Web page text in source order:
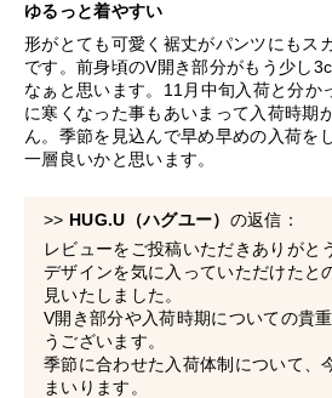
ゆるっと着やすい
形がとても可愛く裾丈がパンツにもス
です。前身頃のV開き部分がもう少し
なぁと思います。11月中旬入荷と分か
に寒くなった事もあいまって入荷時期
ん。季節を見込んで早め早めの入荷を
一層良いかと思います。
>> HUG.U（ハグユー） の返信：
レビューをご投稿いただきありがと
デザインを気に入っていただけたと
見いたしました。
V開き部分や入荷時期についての貴
うございます。
季節に合わせた入荷体制について、
まいります。